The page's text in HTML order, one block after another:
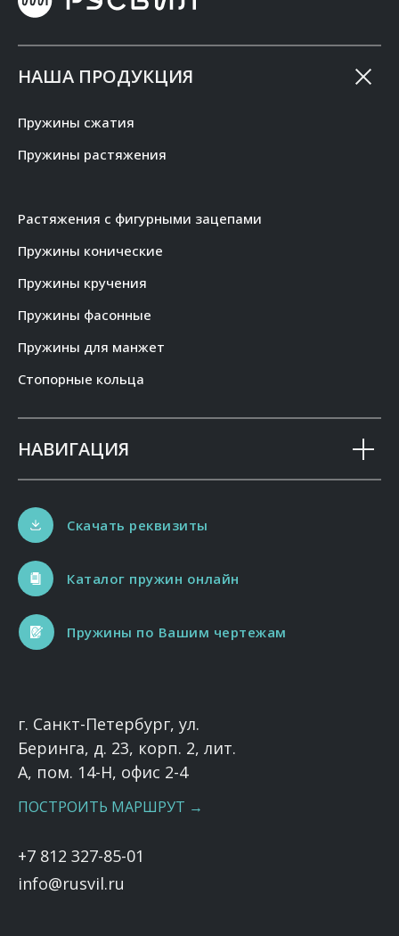
НАША ПРОДУКЦИЯ
Пружины сжатия
Пружины растяжения
Растяжения с фигурными зацепами
Пружины конические
Пружины кручения
Пружины фасонные
Пружины для манжет
Стопорные кольца
НАВИГАЦИЯ
Каталог пружин онлайн
Пружины по Вашим чертежам
Скачать реквизиты
г. Санкт-Петербург, ул.
Беринга, д. 23, корп. 2, лит.
А, пом. 14-Н, офис 2-4
ПОСТРОИТЬ МАРШРУТ →
+7 812 327-85-01
info@rusvil.ru